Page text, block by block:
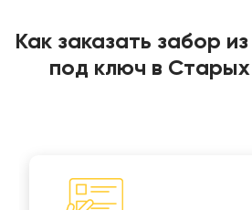
Как заказать забор
под ключ в